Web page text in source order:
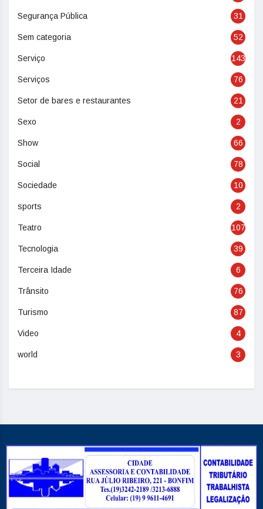
Segurança Pública 31
Sem categoria 52
Serviço 143
Serviços 76
Setor de bares e restaurantes 21
Sexo 2
Show 66
Social 78
Sociedade 10
sports 2
Teatro 107
Tecnologia 39
Terceira Idade 6
Trânsito 76
Turismo 87
Video 4
world 3